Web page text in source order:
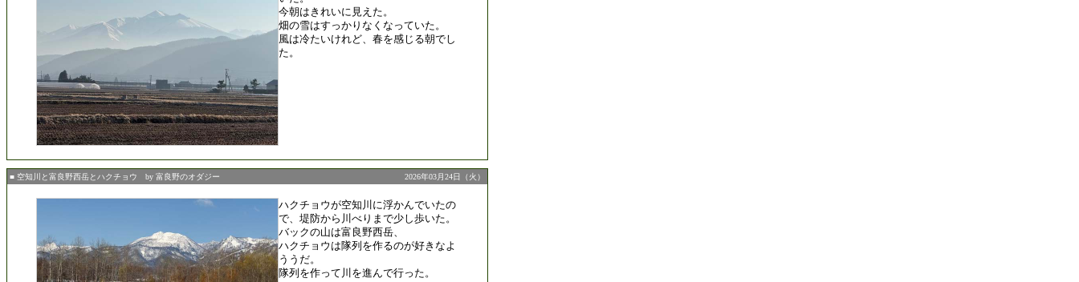
今朝はきれいに見えた。
畑の雪はすっかりなくなっていた。
風は冷たいけれど、春を感じる朝でし
た。
■ 空知川と富良野西岳とハクチョウ by 富良野のオダジー 2026年03月24日（火）
ハクチョウが空知川に浮かんでいたの
で、堤防から川べりまで少し歩いた。
バックの山は富良野西岳、
ハクチョウは隊列を作るのが好きなよ
ううだ。
隊列を作って川を進んで行った。